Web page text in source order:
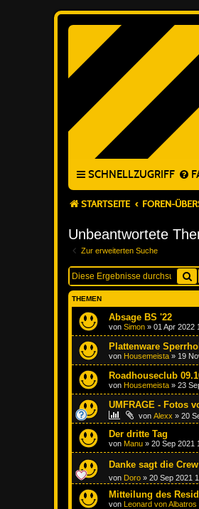
SCHNELLZUGRIFF
STARTSEITE FOREN-
Unbeantwortete
Zur erweiterten Suche
THEMEN
Absage BS '22
von Simon » 01 Apr 2022
Plattenware
von Housemeista » 19
Roadhouseclub
von Housemeista » 23
UMFRAGE - Fotos
von Alexx » 20
Der dritte Tag
von Manu » 20 Sep 2021
Danke sagt die
von Doro » 20 Sep 2021
Mitteilung des
von Leonard von Albatros